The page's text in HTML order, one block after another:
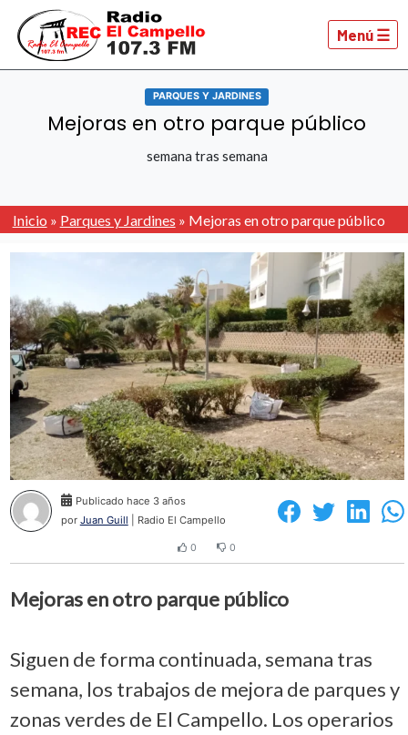
Menú ☰
PARQUES Y JARDINES
Mejoras en otro parque público
semana tras semana
Inicio » Parques y Jardines » Mejoras en otro parque público
Publicado hace 3 años
por Juan Guill | Radio El Campello
0 0
Mejoras en otro parque público
Siguen de forma continuada, semana tras
semana, los trabajos de mejora de parques y
zonas verdes de El Campello. Los operarios